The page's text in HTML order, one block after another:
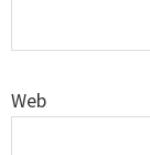
Web